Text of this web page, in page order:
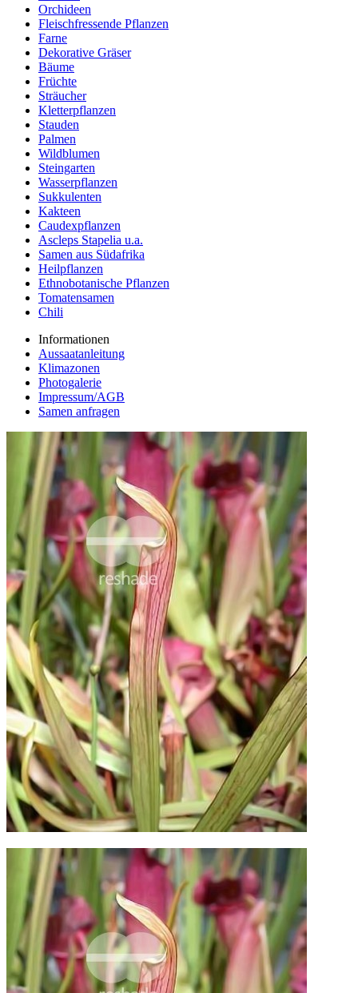
Orchideen
Fleischfressende Pflanzen
Farne
Dekorative Gräser
Bäume
Früchte
Sträucher
Kletterpflanzen
Stauden
Palmen
Wildblumen
Steingarten
Wasserpflanzen
Sukkulenten
Kakteen
Caudexpflanzen
Ascleps Stapelia u.a.
Samen aus Südafrika
Heilpflanzen
Ethnobotanische Pflanzen
Tomatensamen
Chili
Informationen
Aussaatanleitung
Klimazonen
Photogalerie
Impressum/AGB
Samen anfragen